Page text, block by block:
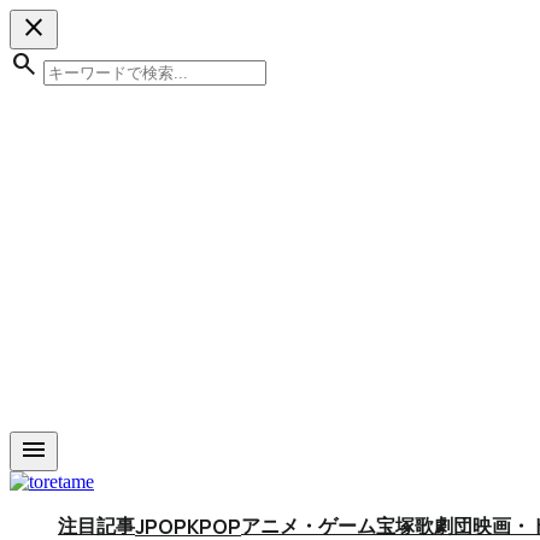
close
search
menu
注目記事JPOPKPOPアニメ・ゲーム宝塚歌劇団映画・